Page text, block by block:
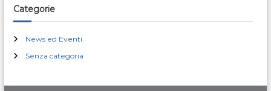
Categorie
News ed Eventi
Senza categoria